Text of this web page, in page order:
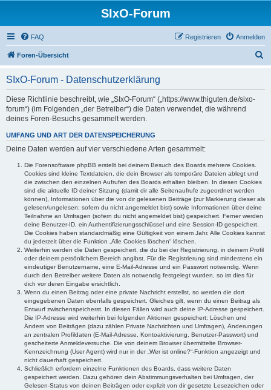
SIxO-Forum
FAQ Anmelden
Registrieren
Foren-Übersicht
SIxO-Forum - Datenschutzerklärung
Diese Richtlinie beschreibt, wie „SIxO-Forum“ („https://www.thiguten.de/sixo-
forum“) (im Folgenden „der Betreiber“) die Daten verwendet, die während
deines Foren-Besuchs gesammelt werden.
UMFANG UND ART DER DATENSPEICHERUNG
Deine Daten werden auf vier verschiedene Arten gesammelt:
Die Forensoftware phpBB erstellt bei deinem Besuch des Boards mehrere Cookies.
Cookies sind kleine Textdateien, die dein Browser als temporäre Dateien ablegt und
die zwischen den einzelnen Aufrufen des Boards erhalten bleiben. In diesen Cookies
sind die aktuelle ID deiner Sitzung (damit dir alle Seitenaufrufe zugeordnet werden
können), Informationen über die von dir gelesenen Beiträge (zur Markierung dieser als
gelesen/ungelesen; sofern du nicht angemeldet bist) sowie Informationen über deine
Teilnahme an Umfragen (sofern du nicht angemeldet bist) gespeichert. Ferner werden
deine Benutzer-ID, ein Authentifizierungsschlüssel und eine Session-ID gespeichert.
Die Cookies haben standardmäßig eine Gültigkeit von einem Jahr. Alle Cookies kannst
du jederzeit über die Funktion „Alle Cookies löschen“ löschen.
Weiterhin werden die Daten gespeichert, die du bei der Registrierung, in deinem Profil
oder deinem persönlichem Bereich angibst. Für die Registrierung sind mindestens ein
eindeutiger Benutzername, eine E-Mail-Adresse und ein Passwort notwendig. Wenn
durch den Betreiber weitere Daten als notwendig festgelegt wurden, so ist dies für
dich vor deren Eingabe ersichtlich.
Wenn du einen Beitrag oder eine private Nachricht erstellst, so werden die dort
eingegebenen Daten ebenfalls gespeichert. Gleiches gilt, wenn du einen Beitrag als
Entwurf zwischenspeicherst. In diesen Fällen wird auch deine IP-Adresse gespeichert.
Die IP-Adresse wird weiterhin bei folgenden Aktionen gespeichert: Löschen und
Ändern von Beiträgen (dazu zählen Private Nachrichten und Umfragen), Änderungen
an zentralen Profildaten (E-Mail-Adresse, Kontoaktivierung, Benutzer-Passwort) und
gescheiterte Anmeldeversuche. Die von deinem Browser übermittelte Browser-
Kennzeichnung (User Agent) wird nur in der „Wer ist online?“-Funktion angezeigt und
nicht dauerhaft gespeichert.
Schließlich erfordern einzelne Funktionen des Boards, dass weitere Daten
gespeichert werden. Dazu gehören dein Abstimmungsverhalten bei Umfragen, der
Gelesen-Status von deinen Beiträgen oder explizit von dir gesetzte Lesezeichen oder